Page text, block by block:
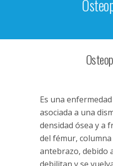
Es una
asociada a una
densidad ósea y a
del fémur,
antebrazo, debido